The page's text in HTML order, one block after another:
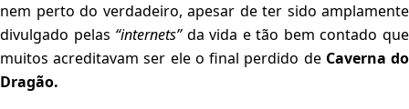
nem perto do verdadeiro, apesar de ter sido amplamente
divulgado pelas “internets”da vida e tão bem contado que
muitos acreditavam ser ele o final perdido de Caverna do
Dragão.